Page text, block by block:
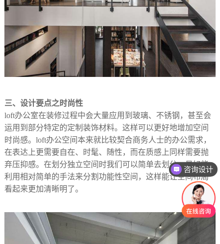
三、设计要点之时尚性
loft办公室在装修过程中会大量应用到玻璃、不锈钢，甚至会
运用到部分特定的定制装饰材料。这样可以更好地增加空间
时尚感。loft办公空间本来就比较契合商务人士的办公需求，
在表达上更需要自在、时髦、随性，而在质感上同样需要抛
弃压抑感。在划分独立空间时我们可以简单去划分，最好能
利用相对简单的手法来分割功能性空间，这样能让空间布局
看起来更加清晰明了。
咨询设计